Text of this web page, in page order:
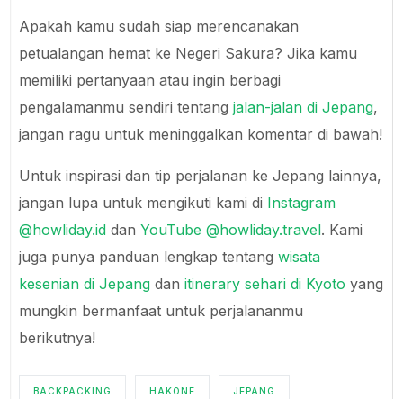
Apakah kamu sudah siap merencanakan
petualangan hemat ke Negeri Sakura? Jika kamu
memiliki pertanyaan atau ingin berbagi
pengalamanmu sendiri tentangjalan-jalan di Jepang,
jangan ragu untuk meninggalkan komentar di bawah!
Untuk inspirasi dan tip perjalanan ke Jepang lainnya,
jangan lupa untuk mengikuti kami di Instagram
@howliday.id danYouTube @howliday.travel. Kami
juga punya panduan lengkap tentangwisata
kesenian di Jepang danitinerary sehari di Kyoto yang
mungkin bermanfaat untuk perjalananmu
berikutnya!
BACKPACKING HAKONE JEPANG